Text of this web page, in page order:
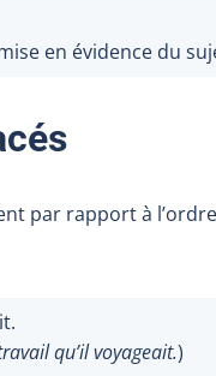
en évidence du
par rapport à
qu’il voyageait.)